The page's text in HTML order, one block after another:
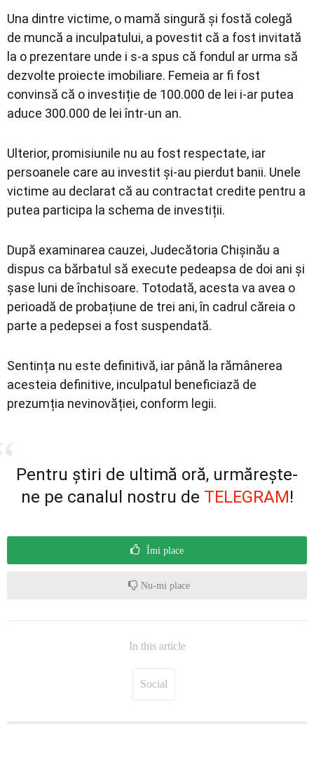
Una dintre victime, o mamă singură și fostă colegă
de muncă a inculpatului, a povestit că a fost invitată
la o prezentare unde i s-a spus că fondul ar urma să
dezvolte proiecte imobiliare. Femeia ar fi fost
convinsă că o investiție de 100.000 de lei i-ar putea
aduce 300.000 de lei într-un an.
Ulterior, promisiunile nu au fost respectate, iar
persoanele care au investit și-au pierdut banii. Unele
victime au declarat că au contractat credite pentru a
putea participa la schema de investiții.
După examinarea cauzei, Judecătoria Chișinău a
dispus ca bărbatul să execute pedeapsa de doi ani și
șase luni de închisoare. Totodată, acesta va avea o
perioadă de probațiune de trei ani, în cadrul căreia o
parte a pedepsei a fost suspendată.
Sentința nu este definitivă, iar până la rămânerea
acesteia definitive, inculpatul beneficiază de
prezumția nevinovăției, conform legii.
Pentru știri de ultimă oră, urmărește-
ne pe canalul nostru de TELEGRAM!
Îmi place
Nu-mi place
In this article
Social